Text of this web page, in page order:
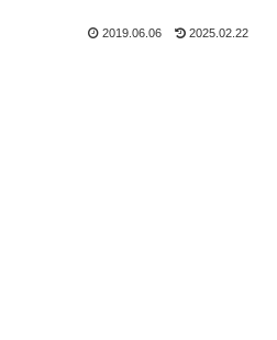
2019.06.06 2025.02.22